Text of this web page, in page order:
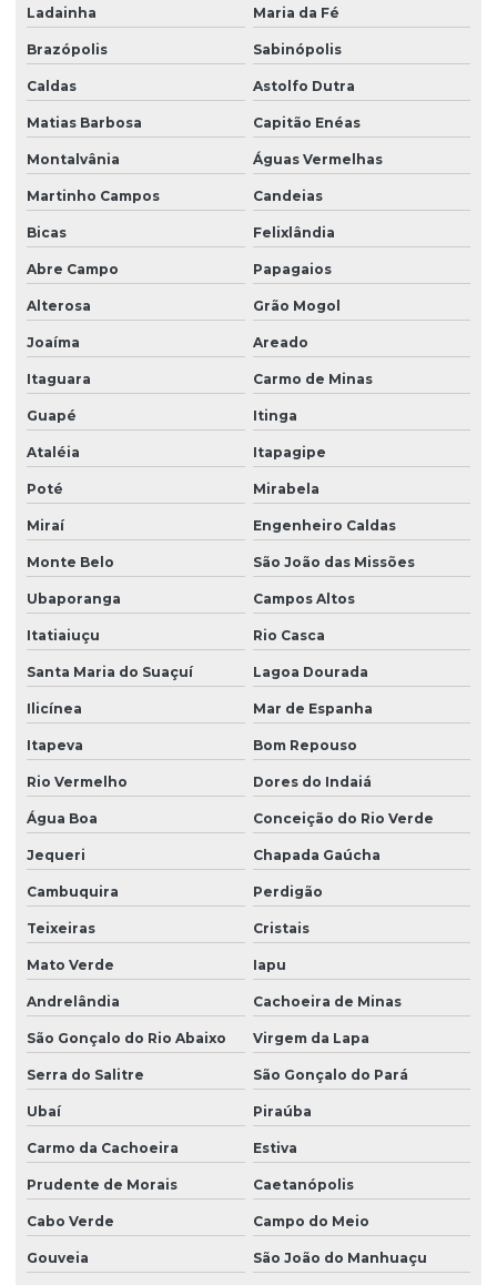
Ladainha Maria da Fé
Brazópolis Sabinópolis
Caldas Astolfo Dutra
Matias Barbosa Capitão Enéas
Montalvânia Águas Vermelhas
Martinho Campos Candeias
Bicas Felixlândia
Abre Campo Papagaios
Alterosa Grão Mogol
Joaíma Areado
Itaguara Carmo de Minas
Guapé Itinga
Ataléia Itapagipe
Poté Mirabela
Miraí Engenheiro Caldas
Monte Belo São João das Missões
Ubaporanga Campos Altos
Itatiaiuçu Rio Casca
Santa Maria do Suaçuí Lagoa Dourada
Ilicínea Mar de Espanha
Itapeva Bom Repouso
Rio Vermelho Dores do Indaiá
Água Boa Conceição do Rio Verde
Jequeri Chapada Gaúcha
Cambuquira Perdigão
Teixeiras Cristais
Mato Verde Iapu
Andrelândia Cachoeira de Minas
São Gonçalo do Rio Abaixo Virgem da Lapa
Serra do Salitre São Gonçalo do Pará
Ubaí Piraúba
Carmo da Cachoeira Estiva
Prudente de Morais Caetanópolis
Cabo Verde Campo do Meio
Gouveia São João do Manhuaçu